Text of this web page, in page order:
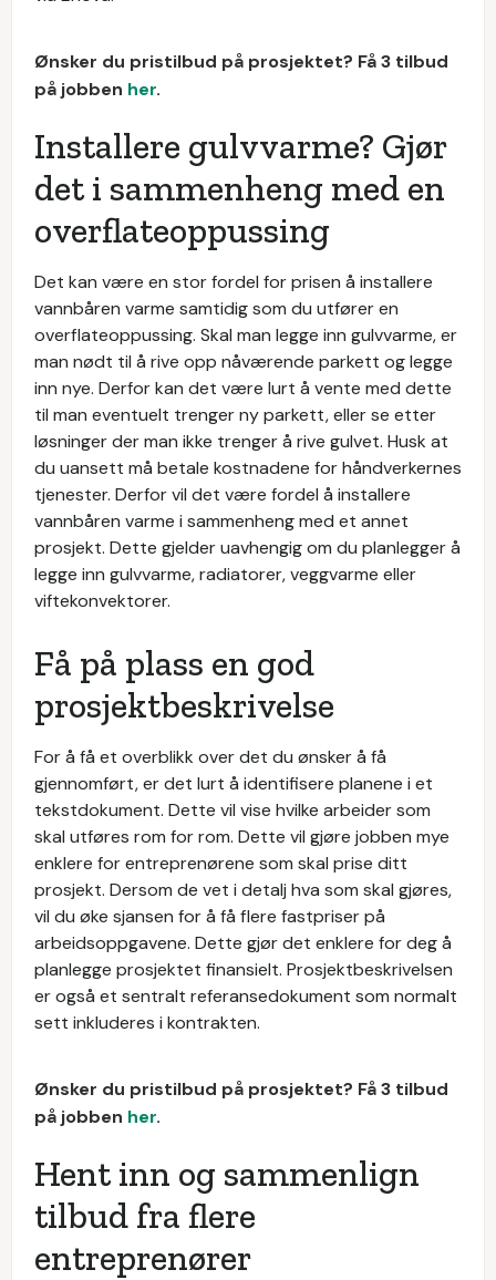
Ønsker du pristilbud på prosjektet? Få 3 tilbud
på jobben her.
Installere gulvvarme? Gjør
det i sammenheng med en
overflateoppussing
Det kan være en stor fordel for prisen å installere
vannbåren varme samtidig som du utfører en
overflateoppussing. Skal man legge inn gulvvarme, er
man nødt til å rive opp nåværende parkett og legge
inn nye. Derfor kan det være lurt å vente med dette
til man eventuelt trenger ny parkett, eller se etter
løsninger der man ikke trenger å rive gulvet. Husk at
du uansett må betale kostnadene for håndverkernes
tjenester. Derfor vil det være fordel å installere
vannbåren varme i sammenheng med et annet
prosjekt. Dette gjelder uavhengig om du planlegger å
legge inn gulvvarme, radiatorer, veggvarme eller
viftekonvektorer.
Få på plass en god
prosjektbeskrivelse
For å få et overblikk over det du ønsker å få
gjennomført, er det lurt å identifisere planene i et
tekstdokument. Dette vil vise hvilke arbeider som
skal utføres rom for rom. Dette vil gjøre jobben mye
enklere for entreprenørene som skal prise ditt
prosjekt. Dersom de vet i detalj hva som skal gjøres,
vil du øke sjansen for å få flere fastpriser på
arbeidsoppgavene. Dette gjør det enklere for deg å
planlegge prosjektet finansielt. Prosjektbeskrivelsen
er også et sentralt referansedokument som normalt
sett inkluderes i kontrakten.
Ønsker du pristilbud på prosjektet? Få 3 tilbud
på jobben her.
Hent inn og sammenlign
tilbud fra flere
entreprenører